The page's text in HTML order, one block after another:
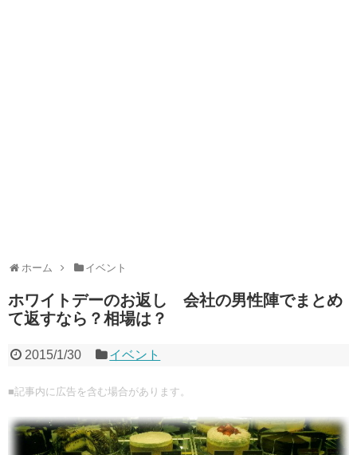
ホーム イベント
ホワイトデーのお返し 会社の男性陣でまとめ
て返すなら？相場は？
2015/1/30 イベント
■記事内に広告を含む場合があります。